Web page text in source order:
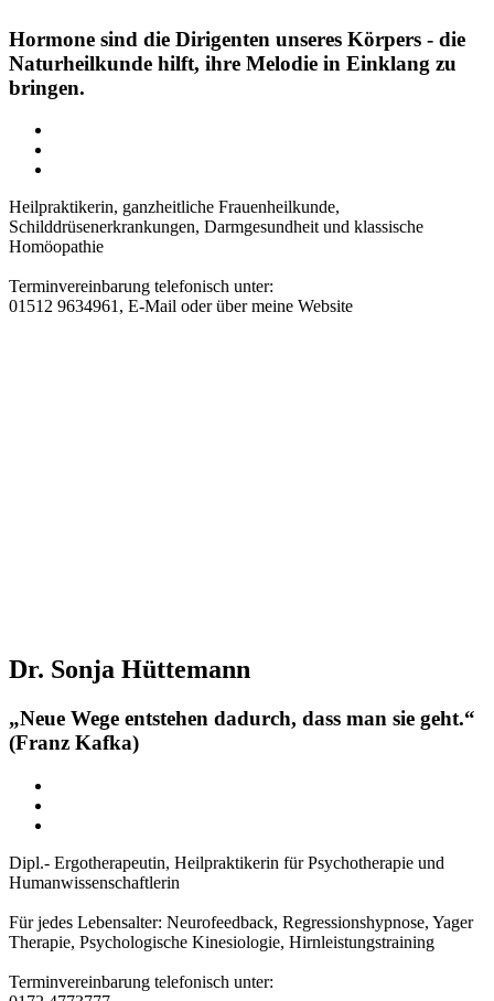
Hormone sind die Dirigenten unseres Körpers - die
Naturheilkunde hilft, ihre Melodie in Einklang zu
bringen.
Heilpraktikerin, ganzheitliche Frauenheilkunde,
Schilddrüsenerkrankungen, Darmgesundheit und klassische
Homöopathie
Terminvereinbarung telefonisch unter:
01512 9634961, E-Mail oder über meine Website
Dr. Sonja Hüttemann
„Neue Wege entstehen dadurch, dass man sie geht.“
(Franz Kafka)
Dipl.- Ergotherapeutin, Heilpraktikerin für Psychotherapie und
Humanwissenschaftlerin
Für jedes Lebensalter: Neurofeedback, Regressionshypnose, ⁠Yager
Therapie, ⁠Psychologische Kinesiologie, Hirnleistungstraining
Terminvereinbarung telefonisch unter: